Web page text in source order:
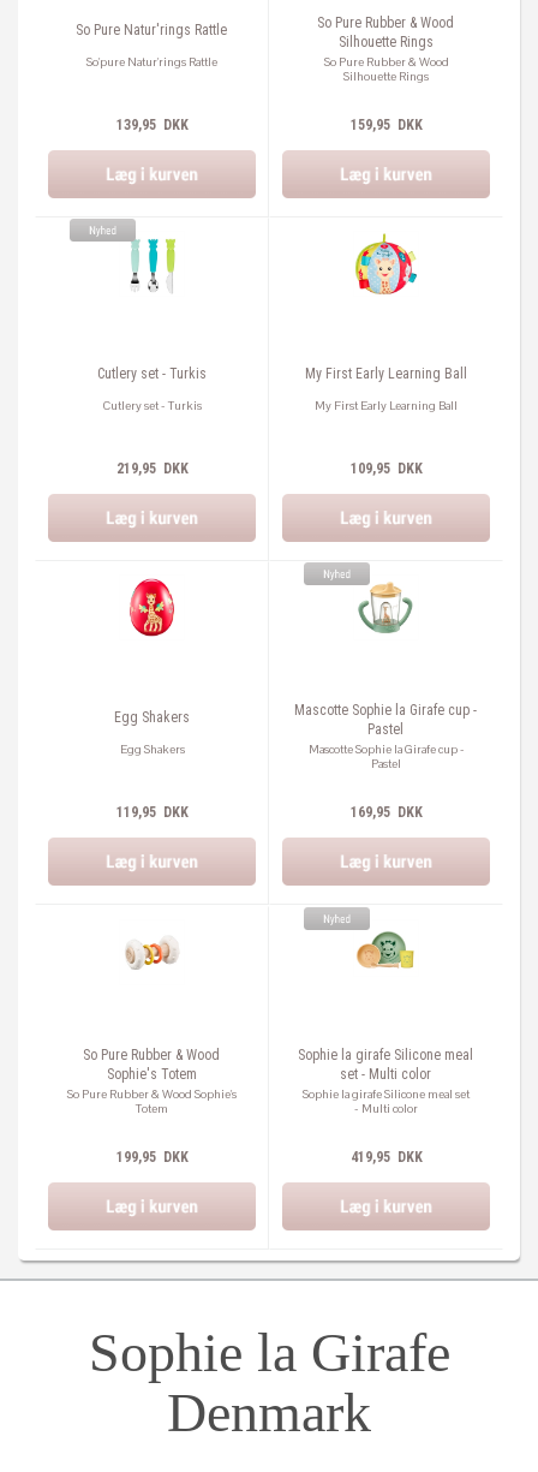
So Pure Natur'rings Rattle
So'pure Natur'rings Rattle
139,95 DKK
So Pure Rubber & Wood
Silhouette Rings
So Pure Rubber & Wood
Silhouette Rings
159,95 DKK
Cutlery set - Turkis
Cutlery set - Turkis
219,95 DKK
My First Early Learning Ball
My First Early Learning Ball
109,95 DKK
Egg Shakers
Egg Shakers
119,95 DKK
Mascotte Sophie la Girafe cup -
Pastel
Mascotte Sophie la Girafe cup -
Pastel
169,95 DKK
So Pure Rubber & Wood
Sophie's Totem
So Pure Rubber & Wood Sophie's
Totem
199,95 DKK
Sophie la girafe Silicone meal
set - Multi color
Sophie la girafe Silicone meal set
- Multi color
419,95 DKK
Sophie la Girafe
Denmark